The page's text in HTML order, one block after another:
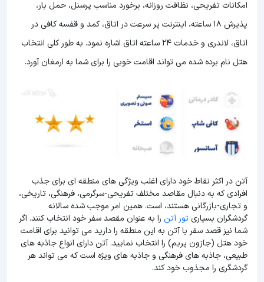
امکانات تفریحی، نظافت روزانه، برخورد مناسب پرسنل، حمل بار،
پذیرش 18 ساعته، اینترنت پر سرعت در اتاق، کمد و قفسه کافی در
اتاق، لاندری و خدمات 24 ساعته اتاق اشاره نمود. به طور کلی انتخاب
هتل نام برده شده می تواند اقامت خوبی را برای شما به ارمغان آورد.
آتن در اکثر نقاط خود دارای اغلب ویژگی های منطقه ای برای جذب
افرادی که به دنبال مقاصد مختلف تفریحی-سرگرمی، فرهنگی، تاریخی،
و تجاری-بازرگانی هستند، است. همین امر موجب شده سالانه
گردشگران بسیاریتور آتن را به عنوان مقصد سفر خود انتخاب کنند. اگر
شما نیز قصد سفر با آتن به این منطقه را دارید می توانید برای اقامت
خود هتل (جازون پریم) را انتخاب نمایید. آتن دارای انواع جاذبه های
طبیعی، جاذبه های فرهنگی و جاذبه های ویژه است که می تواند هر
گردشگری را مجذوب خود کند.